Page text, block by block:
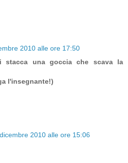
2010 alle ore 17:50
stacca una goccia che scava la
l'insegnante!)
2010 alle ore 15:06